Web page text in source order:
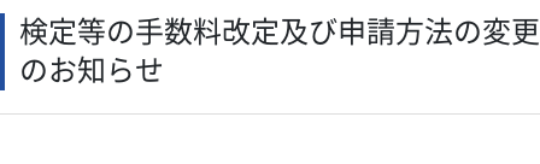
サービス一覧
検定
IECEx
海外関連サポート
検定等の手数料改定及び申請方法の変更
のお知らせ